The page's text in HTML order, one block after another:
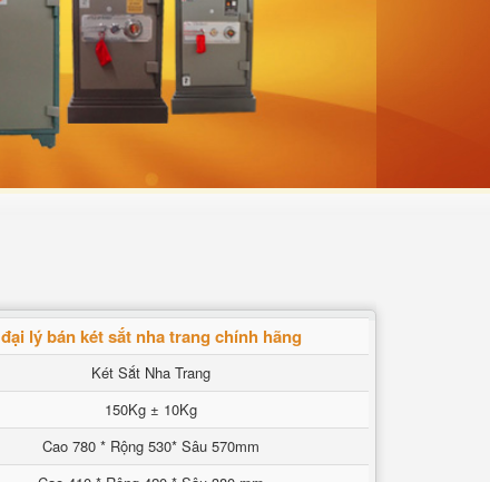
đại lý bán két sắt nha trang chính hãng
Két Sắt Nha Trang
150Kg ± 10Kg
Cao 780 * Rộng 530* Sâu 570mm